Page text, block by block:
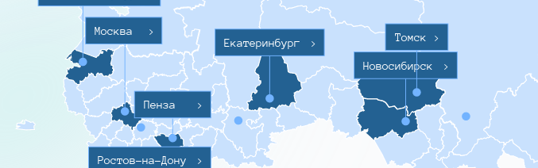
Москва >
Ростов-на-Дону >
Пенза >
Екатеринбург
>
Новосибирск
>
Томск >